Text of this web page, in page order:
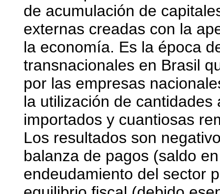
de acumulación de
externas creadas con la
la economía. Es la época
transnacionales en Brasil
por las empresas
la utilización de
importados y cuantiosas
Los resultados son
balanza de pagos (saldo
endeudamiento del sector